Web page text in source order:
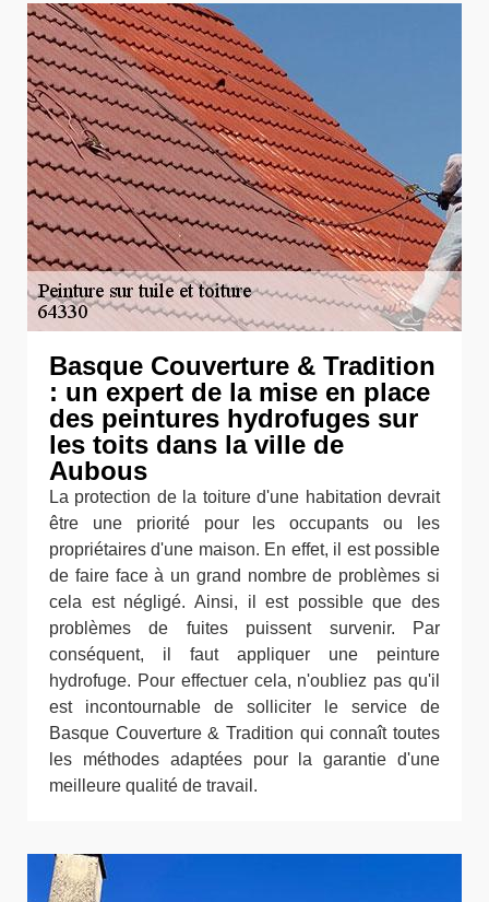
Basque Couverture & Tradition
: un expert de la mise en place
des peintures hydrofuges sur
les toits dans la ville de
Aubous
La protection de la toiture d'une habitation devrait
être une priorité pour les occupants ou les
propriétaires d'une maison. En effet, il est possible
de faire face à un grand nombre de problèmes si
cela est négligé. Ainsi, il est possible que des
problèmes de fuites puissent survenir. Par
conséquent, il faut appliquer une peinture
hydrofuge. Pour effectuer cela, n'oubliez pas qu'il
est incontournable de solliciter le service de
Basque Couverture & Tradition qui connaît toutes
les méthodes adaptées pour la garantie d'une
meilleure qualité de travail.